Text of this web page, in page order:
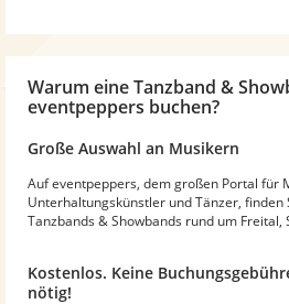
Warum eine Tanzband &
eventpeppers buchen?
Große Auswahl an Musikern
Auf eventpeppers, dem großen Portal für
Unterhaltungskünstler und Tänzer, finden
Tanzbands & Showbands rund um Freital,
Kostenlos. Keine
nötig!